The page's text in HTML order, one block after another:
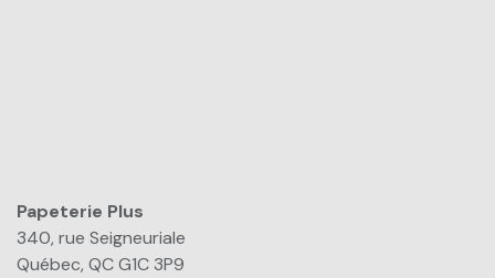
Papeterie Plus​
340, rue Seigneuriale
Québec, QC G1C 3P9